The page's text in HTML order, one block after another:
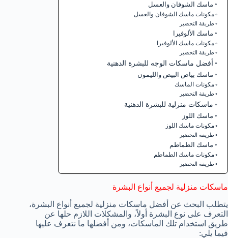
ماسك الشوفان والعسل
مكونات ماسك الشوفان والعسل
طريقة التحضير
ماسك الألوفيرا
مكونات ماسك الألوفيرا
طريقة التحضير
أفضل ماسكات الوجه للبشرة الدهنية
ماسك بياض البيض والليمون
مكونات الماسك
طريقة التحضير
ماسكات منزلية للبشرة الدهنية
ماسك اللوز
مكونات ماسك اللوز
طريقة التحضير
ماسك الطماطم
مكونات ماسك الطماطم
طريقة التحضير
ماسكات منزلية لجميع أنواع البشرة
يتطلب البحث عن أفضل ماسكات منزلية لجميع أنواع البشرة،
التعرف على نوع البشرة أولاً، والمشكلات اللازم حلها عن
طريق استخدام تلك الماسكات، ومن أفضلها ما نتعرف عليها
فيما يلي: